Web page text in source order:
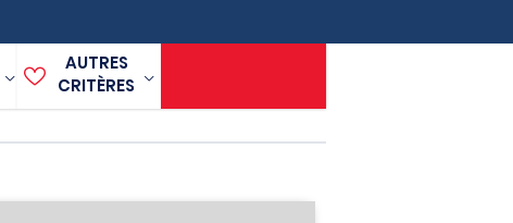
AUTRES
CRITÈRES